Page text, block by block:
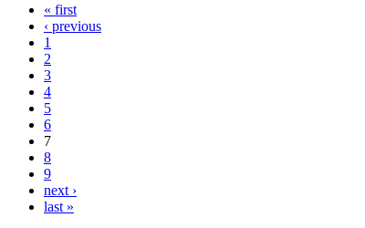
« first
‹ previous
1
2
3
4
5
6
7
8
9
next ›
last »